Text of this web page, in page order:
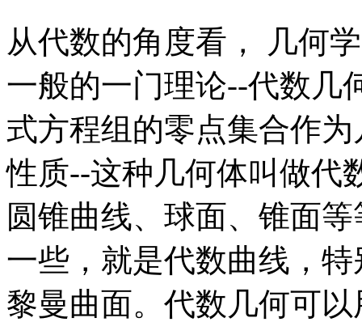
从代数的角度看， 几何
一般的一门理论--代数几
式方程组的零点集合作
性质--这种几何体叫做代
圆锥曲线、球面、锥面
一些，就是代数曲线，
黎曼曲面。代数几何可